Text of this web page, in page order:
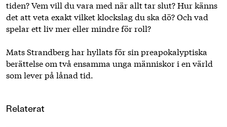
tiden? Vem vill du vara med när allt tar slut? Hur känns
det att veta exakt vilket klockslag du ska dö? Och vad
spelar ett liv mer eller mindre för roll?
Mats Strandberg har hyllats för sin preapokalyptiska
berättelse om två ensamma unga människor i en värld
som lever på lånad tid.
Relaterat